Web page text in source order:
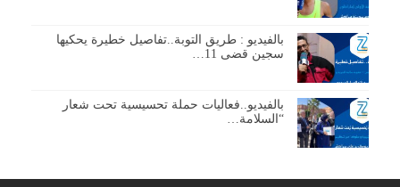
بالفيديو : طريق التوبة..تفاصيل خطيرة يحكيها
سجين قضى 11…
بالفيديو..فعاليات حملة تحسيسية تحت شعار
“السلامة…